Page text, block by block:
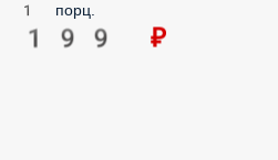
1 порц.
199 ₽